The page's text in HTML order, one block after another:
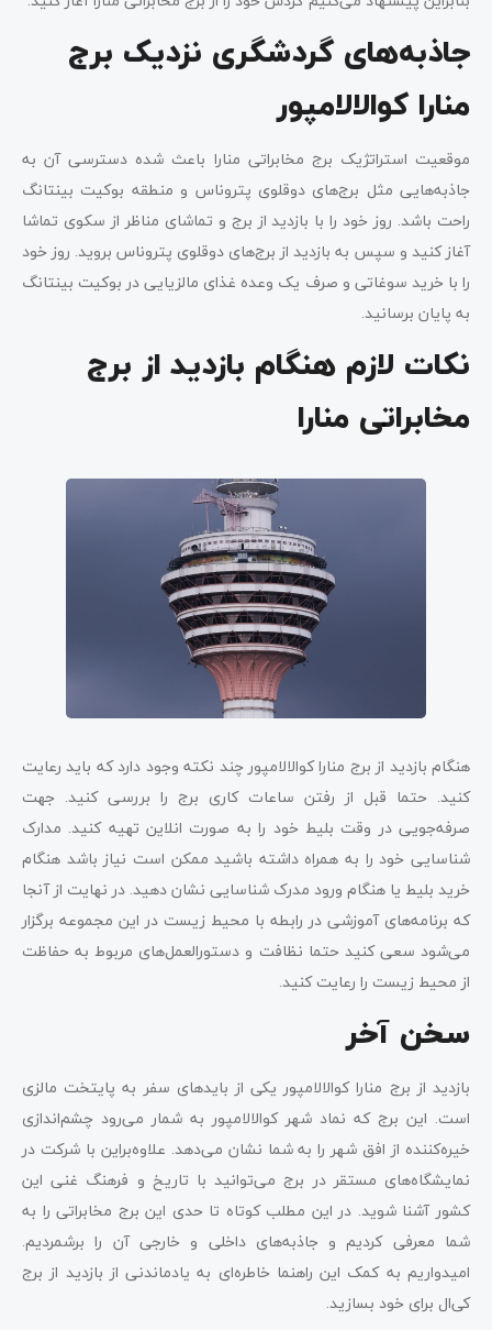
جاذبه‌های گردشگری نزدیک برج
منارا کوالالامپور
موقعیت استراتژیک برج مخابراتی منارا باعث شده دسترسی آن به
جاذبه‌هایی مثل برج‌های دوقلوی پتروناس و منطقه بوکیت بینتانگ
راحت باشد. روز خود را با بازدید از برج و تماشای مناظر از سکوی تماشا
آغاز کنید و سپس به بازدید از برج‌های دوقلوی پتروناس بروید. روز خود
را با خرید سوغاتی و صرف یک وعده غذای مالزیایی در بوکیت بینتانگ
به پایان برسانید.
نکات لازم هنگام بازدید از برج
مخابراتی منارا
هنگام بازدید از برج منارا کوالالامپور چند نکته وجود دارد که باید رعایت
کنید. حتما قبل از رفتن ساعات کاری برج را بررسی کنید. جهت
صرفه‌جویی در وقت بلیط خود را به صورت انلاین تهیه کنید. مدارک
شناسایی خود را به همراه داشته باشید ممکن است نیاز باشد هنگام
خرید بلیط یا هنگام ورود مدرک شناسایی نشان دهید. در نهایت از آنجا
که برنامه‌های آموزشی در رابطه با محیط زیست در این مجموعه برگزار
می‌شود سعی کنید حتما نظافت و دستور‌العمل‌های مربوط به حفاظت
از محیط زیست را رعایت کنید.
سخن آخر
بازدید از برج منارا کوالالامپور یکی از بایدهای سفر به پایتخت مالزی
است. این برج که نماد شهر کوالالامپور به شمار می‌رود چشم‌اندازی
خیره‌کننده از افق شهر را به شما نشان می‌دهد. علاوه‌براین با شرکت در
نمایشگاه‌های مستقر در برج می‌توانید با تاریخ و فرهنگ غنی این
کشور آشنا شوید. در این مطلب کوتاه تا حدی این برج مخابراتی را به
شما معرفی کردیم و جاذبه‌های داخلی و خارجی آن را برشمردیم.
امیدواریم به کمک این راهنما خاطره‌ای به یادماندنی از بازدید از برج
کی‌ال برای خود بسازید.